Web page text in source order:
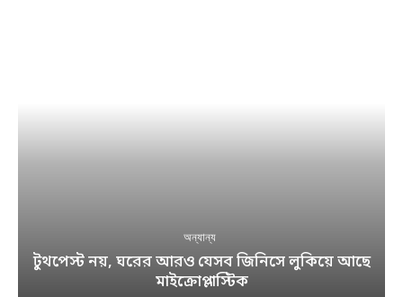
অন্যান্য
টুথপেস্ট নয়, ঘরের আরও যেসব জিনিসে লুকিয়ে আছে
মাইক্রোপ্লাস্টিক